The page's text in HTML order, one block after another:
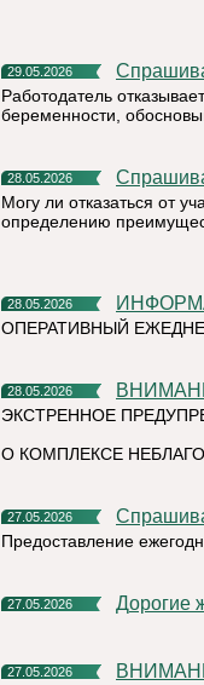
29.05.2026
Работодатель
беременности,
28.05.2026
Могу ли отказаться от
определению
28.05.2026
ОПЕРАТИВНЫЙ
28.05.2026
ЭКСТРЕННОЕ
О КОМПЛЕКСЕ
27.05.2026
Предоставление
27.05.2026 Дорогие
27.05.2026